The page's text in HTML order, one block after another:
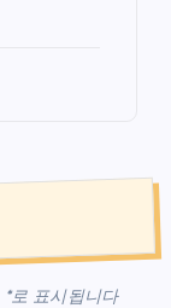
*로 표시됩니다